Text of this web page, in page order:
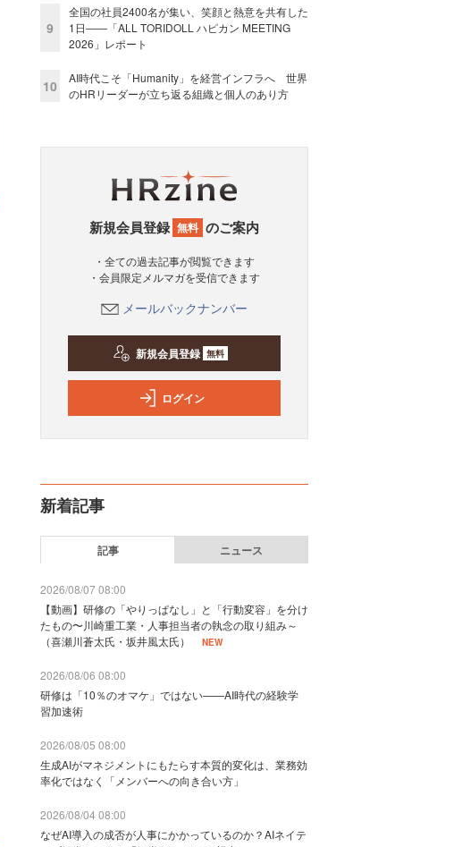
9
全国の社員2400名が集い、笑顔と熱意を共有した
1日――「ALL TORIDOLL ハピカン MEETING
2026」レポート
10
AI時代こそ「Humanity」を経営インフラへ 世界
のHRリーダーが立ち返る組織と個人のあり方
新規会員登録 無料 のご案内
・全ての過去記事が閲覧できます
・会員限定メルマガを受信できます
メールバックナンバー
新規会員登録 無料
ログイン
新着記事
記事 ニュース
2026/08/07 08:00
【動画】研修の「やりっぱなし」と「行動変容」を分け
たもの〜川崎重工業・人事担当者の執念の取り組み～
（喜瀬川蒼太氏・坂井風太氏）
NEW
2026/08/06 08:00
研修は「10％のオマケ」ではない——AI時代の経験学
習加速術
2026/08/05 08:00
生成AIがマネジメントにもたらす本質的変化は、業務効
率化ではなく「メンバーへの向き合い方」
2026/08/04 08:00
なぜAI導入の成否が人事にかかっているのか？AIネイテ